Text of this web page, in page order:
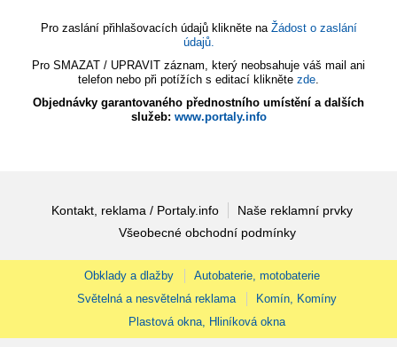
Pro zaslání přihlašovacích údajů klikněte na Žádost o zaslání
údajů.
Pro SMAZAT / UPRAVIT záznam, který neobsahuje váš mail ani
telefon nebo při potížích s editací klikněte zde.
Objednávky garantovaného přednostního umístění a dalších
služeb: www.portaly.info
Kontakt, reklama / Portaly.info
Naše reklamní prvky
Všeobecné obchodní podmínky
Obklady a dlažby
Autobaterie, motobaterie
Světelná a nesvětelná reklama
Komín, Komíny
Plastová okna, Hliníková okna